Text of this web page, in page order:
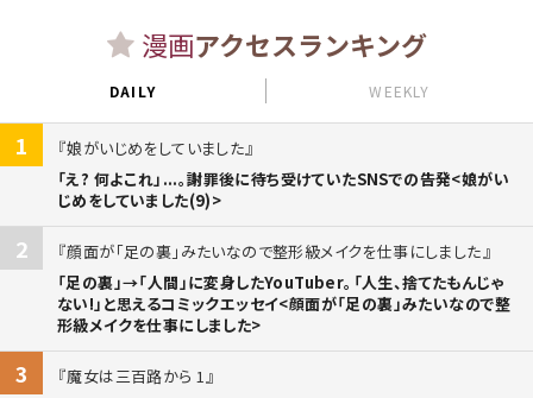
漫画アクセスランキング
DAILY WEEKLY
1
娘がいじめをしていました
「え? 何よこれ」...。謝罪後に待ち受けていたSNSでの告発<娘がい
じめをしていました(9)>
2
顔面が「足の裏」みたいなので整形級メイクを仕事にしました
「足の裏」→「人間」に変身したYouTuber。「人生、捨てたもんじゃ
ない!」と思えるコミックエッセイ<顔面が「足の裏」みたいなので整
形級メイクを仕事にしました>
3
魔女は三百路から 1